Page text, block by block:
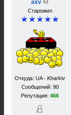
axv
Старожил
Откуда: UA - Kharkiv
Сообщений: 90
Репутация: 466